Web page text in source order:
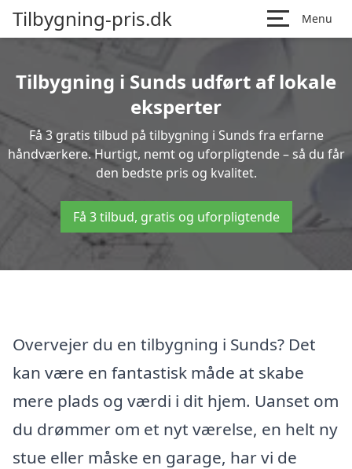
Tilbygning-pris.dk Menu
Tilbygning i Sunds udført af lokale
eksperter
Få 3 gratis tilbud på tilbygning i Sunds fra erfarne
håndværkere. Hurtigt, nemt og uforpligtende – så du får
den bedste pris og kvalitet.
Få 3 tilbud, gratis og uforpligtende
Overvejer du en tilbygning i Sunds? Det
kan være en fantastisk måde at skabe
mere plads og værdi i dit hjem. Uanset om
du drømmer om et nyt værelse, en helt ny
stue eller måske en garage, har vi de